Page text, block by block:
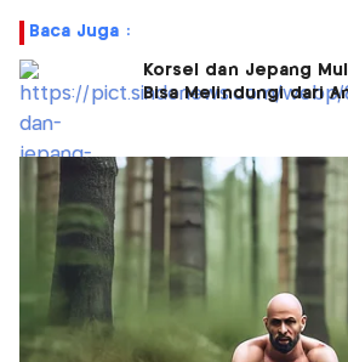
Baca Juga :
Korsel dan Jepang
Bisa Melindungi dari